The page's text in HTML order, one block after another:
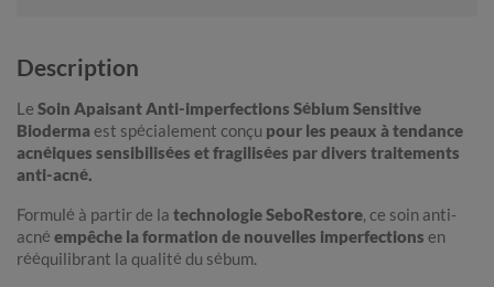
Description
Le Soin Apaisant Anti-imperfections Sébium Sensitive
Bioderma est spécialement conçu pour les peaux à tendance
acnéiques sensibilisées et fragilisées par divers traitements
anti-acné.
Formulé à partir de la technologie SeboRestore, ce soin anti-
acné empêche la formation de nouvelles imperfections en
rééquilibrant la qualité du sébum.